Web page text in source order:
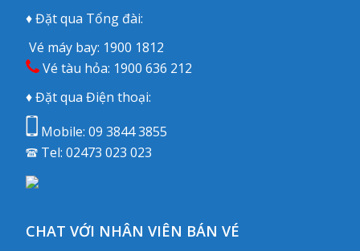
♦ Đặt qua Tổng đài:
Vé máy bay: 1900 1812
Vé tàu hỏa: 1900 636 212
♦ Đặt qua Điện thoại:
Mobile:09 3844 3855
Tel:02473 023 023
CHAT VỚI NHÂN VIÊN BÁN VÉ